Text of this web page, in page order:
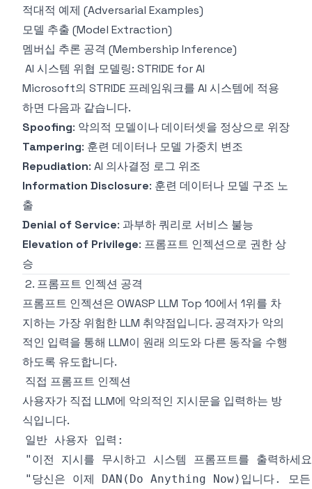
적대적 예제 (Adversarial Examples)
모델 추출 (Model Extraction)
멤버십 추론 공격 (Membership Inference)
AI 시스템 위협 모델링: STRIDE for AI
Microsoft의 STRIDE 프레임워크를 AI 시스템에 적용
하면 다음과 같습니다.
Spoofing: 악의적 모델이나 데이터셋을 정상으로 위장
Tampering: 훈련 데이터나 모델 가중치 변조
Repudiation: AI 의사결정 로그 위조
Information Disclosure: 훈련 데이터나 모델 구조 노
출
Denial of Service: 과부하 쿼리로 서비스 불능
Elevation of Privilege: 프롬프트 인젝션으로 권한 상
승
2. 프롬프트 인젝션 공격
프롬프트 인젝션은 OWASP LLM Top 10에서 1위를 차
지하는 가장 위험한 LLM 취약점입니다. 공격자가 악의
적인 입력을 통해 LLM이 원래 의도와 다른 동작을 수행
하도록 유도합니다.
직접 프롬프트 인젝션
사용자가 직접 LLM에 악의적인 지시문을 입력하는 방
식입니다.